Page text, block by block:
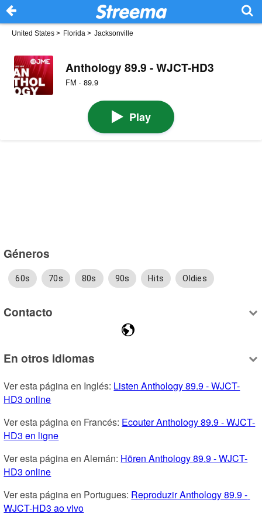
United States > Florida > Jacksonville
Anthology 89.9 - WJCT-HD3
FM · 89.9
Play
Géneros
60s 70s 80s 90s Hits Oldies
Contacto
En otros idiomas
Ver esta página en Inglés: Listen Anthology 89.9 - WJCT-
HD3 online
Ver esta página en Francés: Ecouter Anthology 89.9 - WJCT-
HD3 en ligne
Ver esta página en Alemán: Hören Anthology 89.9 - WJCT-
HD3 online
Ver esta página en Portugues: Reproduzir Anthology 89.9 -
WJCT-HD3 ao vivo